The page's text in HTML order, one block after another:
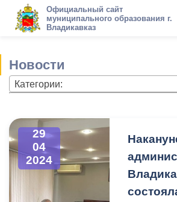
Официальный сайт
муниципального образования г.
Владикавказ
Новости
Категории:
29
04
2024